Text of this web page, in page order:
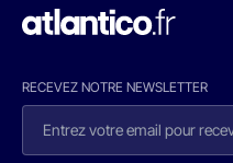
RECEVEZ NOTRE NEWSLETTER